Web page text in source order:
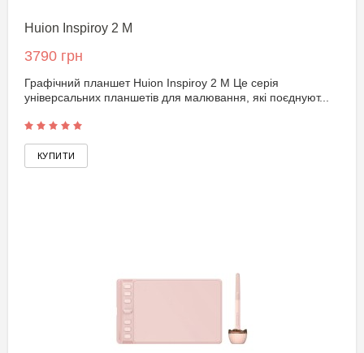
Huion Inspiroy 2 M
3790 грн
Графічний планшет Huion Inspiroy 2 M Це серія
універсальних планшетів для малювання, які поєднуют...